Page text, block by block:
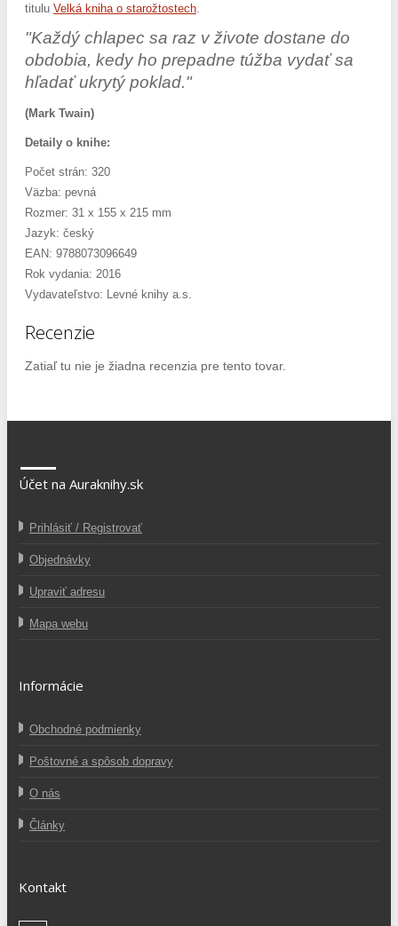
titulu Velká kniha o starožtostech
"Každý chlapec sa raz v živote dostane do
obdobia, kedy ho prepadne túžba vydať sa
hľadať ukrytý poklad."
(Mark Twain)
Detaily o knihe:
Počet strán: 320
Väzba: pevná
Rozmer: 31 x 155 x 215 mm
Jazyk: český
EAN: 9788073096649
Rok vydania: 2016
Vydavateľstvo: Levné knihy a.s.
Recenzie
Zatiaľ tu nie je žiadna recenzia pre tento tovar.
Účet na Auraknihy.sk
Prihlásiť / Registrovať
Objednávky
Upraviť adresu
Mapa webu
Informácie
Obchodné podmienky
Poštovné a spôsob dopravy
O nás
Články
Kontakt